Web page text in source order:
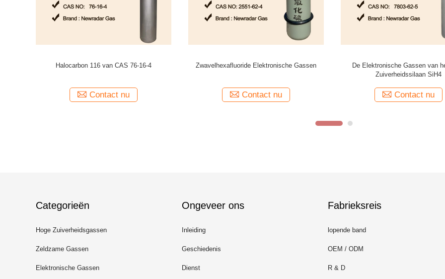
Ar/F2/He/Ne excimer lasergas voor lens wordt
Contact nu
Het Gas van de isobutyleenkaliberbepaling 100
Contact nu
Stikstoffluoride NF3, nf3-
Contact nu
Categorieën
Hoge Zuiverheidsgassen
Zeldzame Gassen
Elektronische Gassen
Ongeveer ons
Inleiding
Geschiedenis
Dienst
Fabrieksreis
lopende band
OEM / ODM
R & D